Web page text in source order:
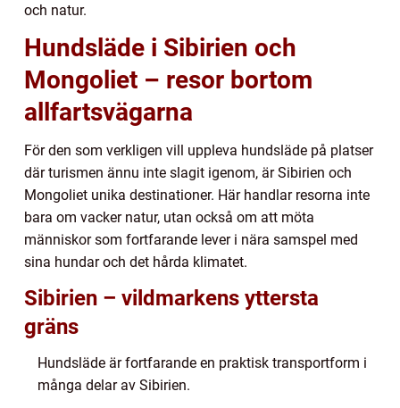
och natur.
Hundsläde i Sibirien och
Mongoliet – resor bortom
allfartsvägarna
För den som verkligen vill uppleva hundsläde på platser
där turismen ännu inte slagit igenom, är Sibirien och
Mongoliet unika destinationer. Här handlar resorna inte
bara om vacker natur, utan också om att möta
människor som fortfarande lever i nära samspel med
sina hundar och det hårda klimatet.
Sibirien – vildmarkens yttersta
gräns
Hundsläde är fortfarande en praktisk transportform i
många delar av Sibirien.